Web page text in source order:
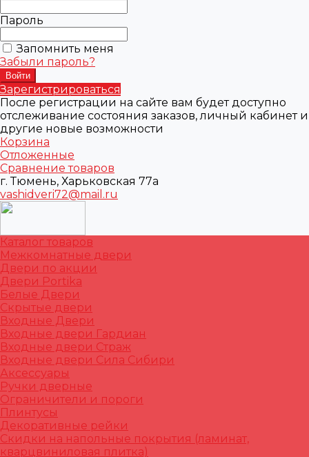
Пароль
Запомнить меня
Забыли пароль?
Зарегистрироваться
После регистрации на сайте вам будет доступно
отслеживание состояния заказов, личный кабинет и
другие новые возможности
Корзина
Отложенные
Сравнение товаров
г. Тюмень, Харьковская 77а
vashidveri72@mail.ru
Каталог товаров
Межкомнатные двери
Двери по акции
Двери Portika
Белые Двери
Скрытые двери
Входные Двери
Входные двери Гардиан
Входные двери Страж
Входные двери Сила Сибири
Аксессуары
Ручки дверные
Ограничители и пороги
Плинтусы
Декоративные рейки
Скидки на напольные покрытия (ламинат,
кварцвиниловая плитка)